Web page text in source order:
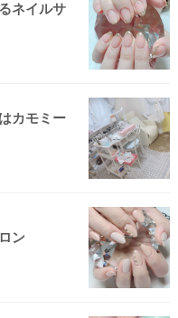
ネイルサ
カモミー
ン